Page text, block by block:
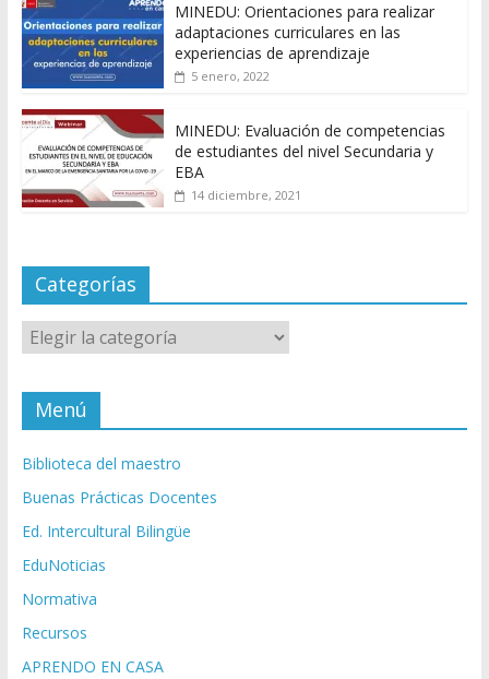
MINEDU: Orientaciones para realizar
adaptaciones curriculares en las
experiencias de aprendizaje
5 enero, 2022
MINEDU: Evaluación de competencias
de estudiantes del nivel Secundaria y
EBA
14 diciembre, 2021
Categorías
Categorías
Menú
Biblioteca del maestro
Buenas Prácticas Docentes
Ed. Intercultural Bilingüe
EduNoticias
Normativa
Recursos
APRENDO EN CASA